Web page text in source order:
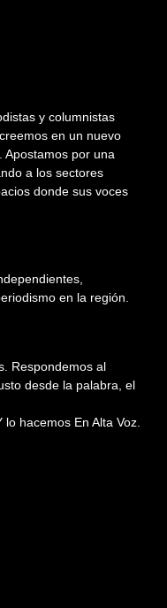
y columnistas
en un nuevo
Apostamos por una
a los sectores
donde sus voces
en la región.
Respondemos al
desde la palabra, el
hacemos En Alta Voz.